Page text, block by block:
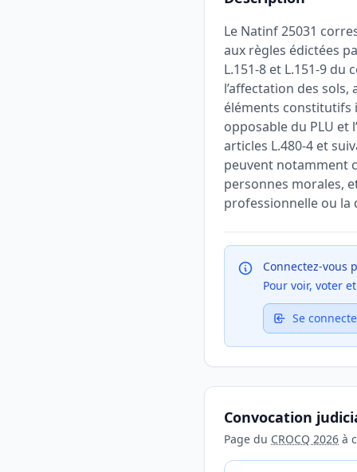
Le Natinf 25031
aux règles édictées
L.151-8 et L.151-9
l’affectation des
éléments constitutifs
opposable du PLU et
articles L.480-4 et
peuvent notamment
personnes morales,
professionnelle ou la
Connectez-vous
Pour voir, voter
Se
Convocation
Page du CROCQ 2026 à